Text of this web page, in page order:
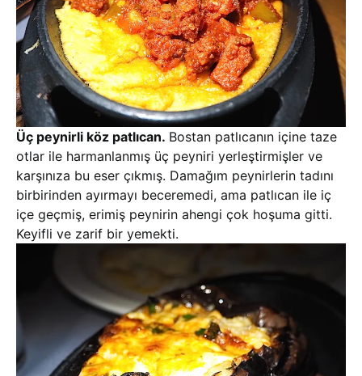
Üç peynirli köz patlıcan. Bostan patlıcanın içine taze
otlar ile harmanlanmış üç peyniri yerleştirmişler ve
karşınıza bu eser çıkmış. Damağım peynirlerin tadını
birbirinden ayırmayı beceremedi, ama patlıcan ile iç
içe geçmiş, erimiş peynirin ahengi çok hoşuma gitti.
Keyifli ve zarif bir yemekti.